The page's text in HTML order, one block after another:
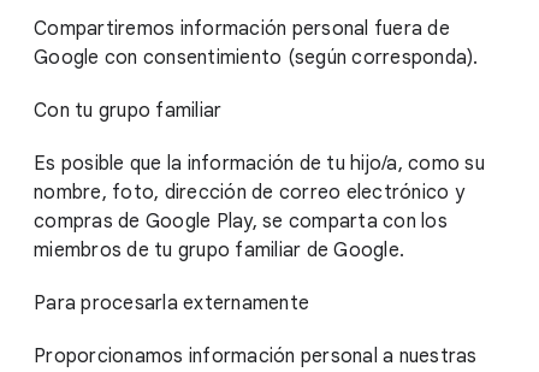
Compartiremos información personal fuera de
Google con consentimiento (según corresponda).
Con tu grupo familiar
Es posible que la información de tu hijo/a, como su
nombre, foto, dirección de correo electrónico y
compras de Google Play, se comparta con los
miembros de tu grupo familiar de Google.
Para procesarla externamente
Proporcionamos información personal a nuestras